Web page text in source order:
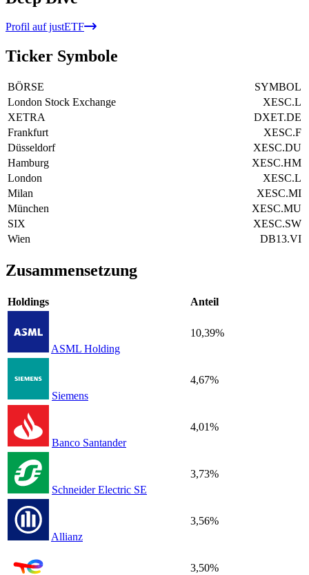
Profil auf justETF
Ticker Symbole
BÖRSE
SYMBOL
London Stock Exchange
XESC.L
XETRA
DXET.DE
Frankfurt
XESC.F
Düsseldorf
XESC.DU
Hamburg
XESC.HM
London
XESC.L
Milan
XESC.MI
München
XESC.MU
SIX
XESC.SW
Wien
DB13.VI
Zusammensetzung
Holdings Anteil
ASML Holding
10,39%
Siemens
4,67%
Banco Santander
4,01%
Schneider Electric SE
3,73%
Allianz
3,56%
3,50%